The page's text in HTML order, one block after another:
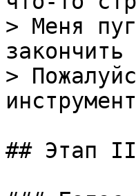
> Меня
>
## Этап II